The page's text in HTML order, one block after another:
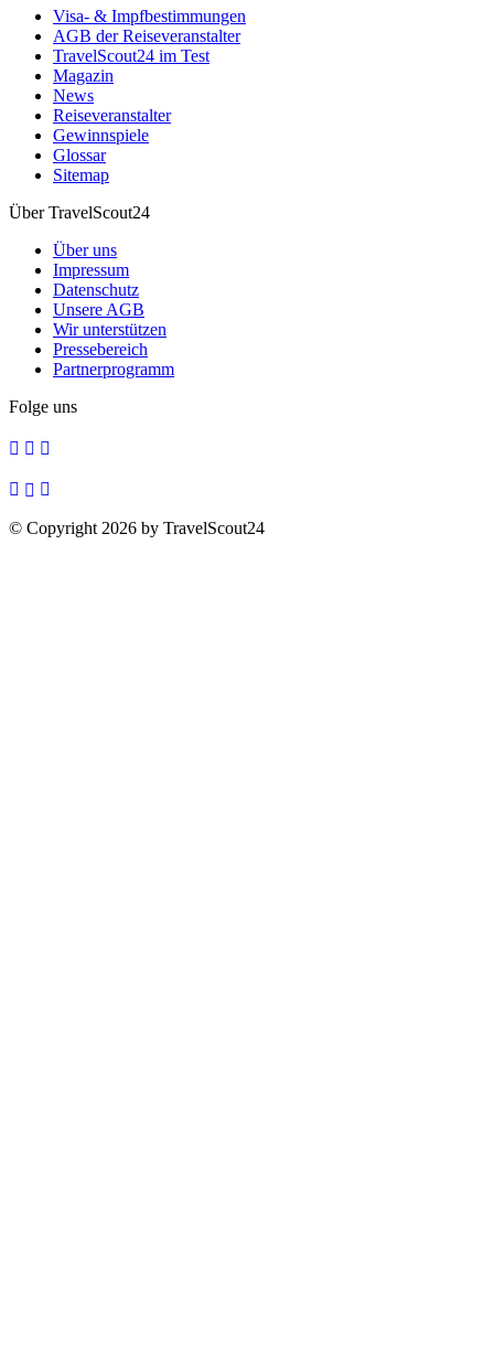
Visa- & Impfbestimmungen
AGB der Reiseveranstalter
TravelScout24 im Test
Magazin
News
Reiseveranstalter
Gewinnspiele
Glossar
Sitemap
Über TravelScout24
Über uns
Impressum
Datenschutz
Unsere AGB
Wir unterstützen
Pressebereich
Partnerprogramm
Folge uns
© Copyright 2026 by TravelScout24